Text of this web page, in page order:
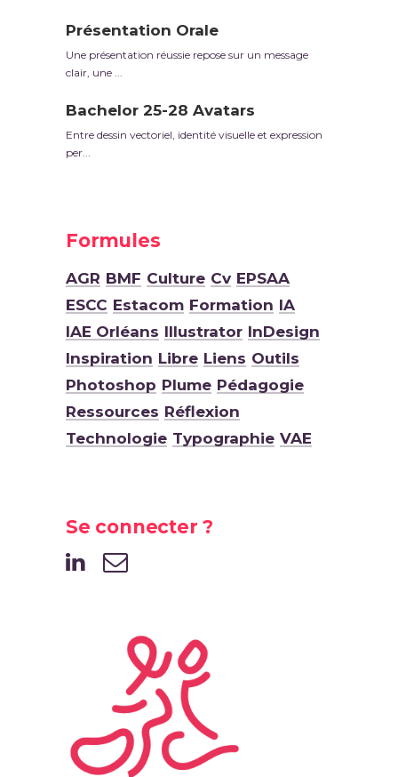
Présentation Orale
Une présentation réussie repose sur un message
clair, une ...
Bachelor 25-28 Avatars
Entre dessin vectoriel, identité visuelle et expression
per...
Formules
AGR BMF Culture Cv EPSAA
ESCC Estacom Formation IA
IAE Orléans Illustrator InDesign
Inspiration Libre Liens Outils
Photoshop Plume Pédagogie
Ressources Réflexion
Technologie Typographie VAE
Se connecter ?